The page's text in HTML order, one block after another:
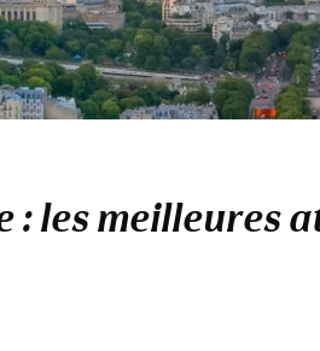
: les meilleures